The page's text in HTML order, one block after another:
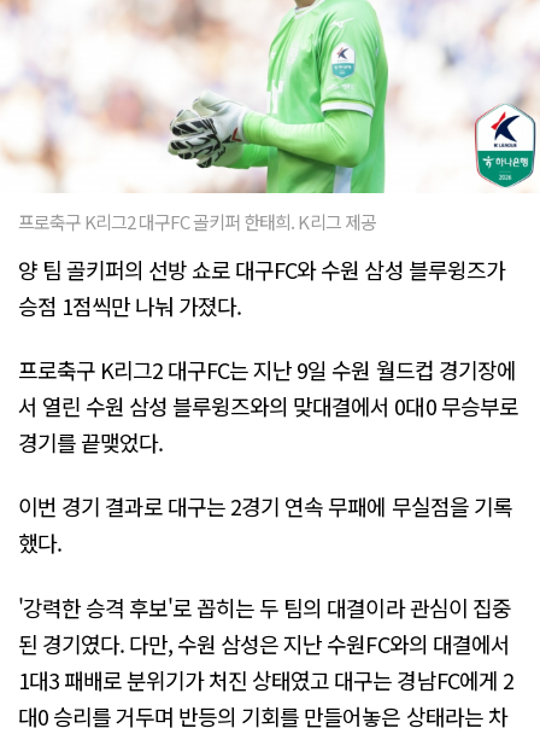
프로축구 K리그2 대구FC 골키퍼 한태희. K리그 제공
양 팀 골키퍼의 선방 쇼로 대구FC와 수원 삼성 블루윙즈가
승점 1점씩만 나눠 가졌다.
프로축구 K리그2 대구FC는 지난 9일 수원 월드컵 경기장에
서 열린 수원 삼성 블루윙즈와의 맞대결에서 0대0 무승부로
경기를 끝맺었다.
이번 경기 결과로 대구는 2경기 연속 무패에 무실점을 기록
했다.
'강력한 승격 후보'로 꼽히는 두 팀의 대결이라 관심이 집중
된 경기였다. 다만, 수원 삼성은 지난 수원FC와의 대결에서
1대3 패배로 분위기가 처진 상태였고 대구는 경남FC에게 2
대0 승리를 거두며 반등의 기회를 만들어놓은 상태라는 차